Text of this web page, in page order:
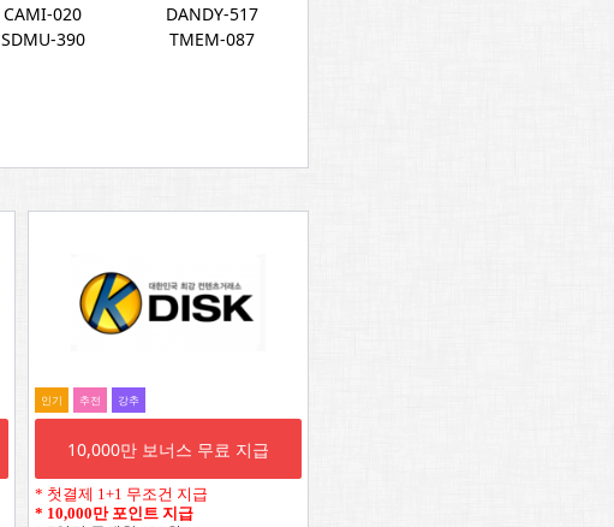
CAMI-020
DANDY-517
SDMU-390
TMEM-087
인기 추전 강추
10,000만 보너스 무료 지급
* 첫결제 1+1 무조건 지급
* 10,000만 포인트 지급